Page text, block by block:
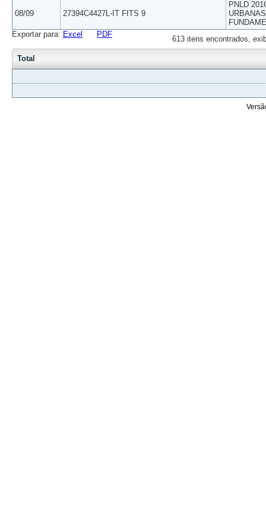
08/09 27394C4427L-IT FITS 9
PNLD
613 itens encontrados,
Exportar para: Excel PDF
Total